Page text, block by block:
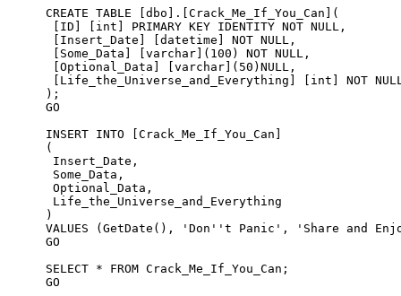
CREATE TABLE [dbo].[Crack_Me_If_You_Can](
[ID] [int] PRIMARY KEY IDENTITY NOT NULL,
[Insert_Date] [datetime] NOT NULL,
[Some_Data] [varchar](100) NOT NULL,
[Optional_Data] [varchar](50)NULL,
[Life_the_Universe_and_Everything] [int] NOT
);
GO
INSERT INTO [Crack_Me_If_You_Can]
(
Insert_Date,
Some_Data,
Optional_Data,
Life_the_Universe_and_Everything
)
VALUES (GetDate(), 'Don''t Panic', 'Share and
GO
SELECT * FROM Crack_Me_If_You_Can;
GO